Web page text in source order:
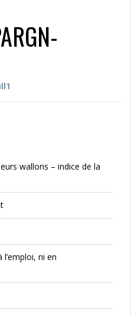
wallons – indice de la
l’emploi, ni en